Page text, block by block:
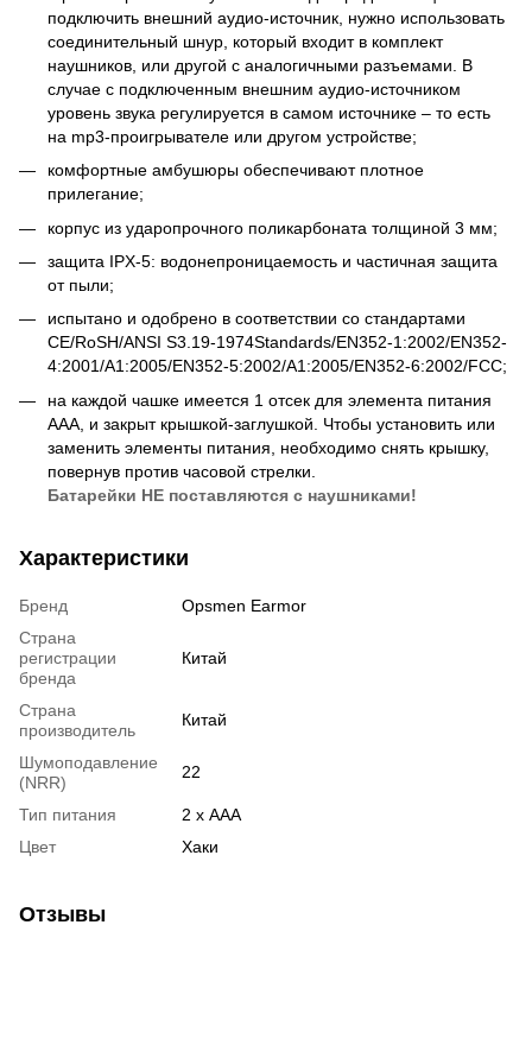
подключить внешний аудио-источник, нужно использовать
соединительный шнур, который входит в комплект
наушников, или другой с аналогичными разъемами. В
случае с подключенным внешним аудио-источником
уровень звука регулируется в самом источнике – то есть
на mp3-проигрывателе или другом устройстве;
комфортные амбушюры обеспечивают плотное
прилегание;
корпус из ударопрочного поликарбоната толщиной 3 мм;
защита IPX-5: водонепроницаемость и частичная защита
от пыли;
испытано и одобрено в соответствии со стандартами
CE/RoSH/ANSI S3.19-1974Standards/EN352-1:2002/EN352-
4:2001/A1:2005/EN352-5:2002/A1:2005/EN352-6:2002/FCC;
на каждой чашке имеется 1 отсек для элемента питания
AAA, и закрыт крышкой-заглушкой. Чтобы установить или
заменить элементы питания, необходимо снять крышку,
повернув против часовой стрелки.
Батарейки НЕ поставляются с наушниками!
Характеристики
Бренд
Opsmen Earmor
Страна
регистрации
бренда
Китай
Страна
производитель
Китай
Шумоподавление
(NRR)
22
Тип питания
2 х AAA
Цвет
Хаки
Отзывы